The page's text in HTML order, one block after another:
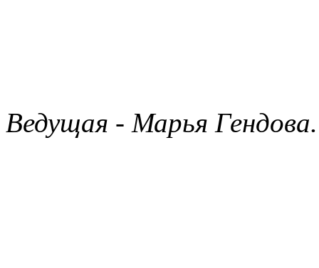
Ведущая - Марья Гендова.